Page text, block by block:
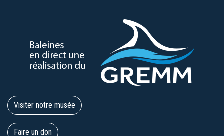
Visiter notre musée
Faire un don